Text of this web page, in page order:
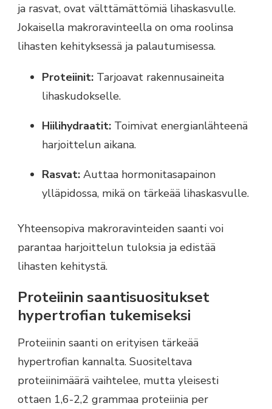
ja rasvat, ovat välttämättömiä lihaskasvulle.
Jokaisella makroravinteella on oma roolinsa
lihasten kehityksessä ja palautumisessa.
Proteiinit: Tarjoavat rakennusaineita
lihaskudokselle.
Hiilihydraatit: Toimivat energianlähteenä
harjoittelun aikana.
Rasvat: Auttaa hormonitasapainon
ylläpidossa, mikä on tärkeää lihaskasvulle.
Yhteensopiva makroravinteiden saanti voi
parantaa harjoittelun tuloksia ja edistää
lihasten kehitystä.
Proteiinin saantisuositukset
hypertrofian tukemiseksi
Proteiinin saanti on erityisen tärkeää
hypertrofian kannalta. Suositeltava
proteiinimäärä vaihtelee, mutta yleisesti
ottaen 1,6-2,2 grammaa proteiinia per